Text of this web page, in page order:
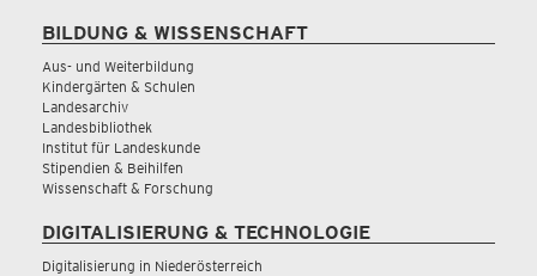
BILDUNG & WISSENSCHAFT
Aus- und Weiterbildung
Kindergärten & Schulen
Landesarchiv
Landesbibliothek
Institut für Landeskunde
Stipendien & Beihilfen
Wissenschaft & Forschung
DIGITALISIERUNG & TECHNOLOGIE
Digitalisierung in Niederösterreich